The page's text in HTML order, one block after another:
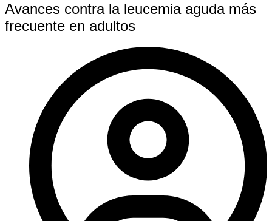
Avances contra la leucemia aguda más
frecuente en adultos